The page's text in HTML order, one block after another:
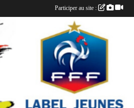
Participer au site :